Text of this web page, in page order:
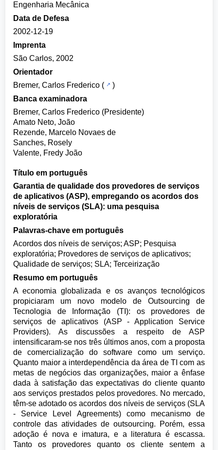
Engenharia Mecânica
Data de Defesa
2002-12-19
Imprenta
São Carlos, 2002
Orientador
Bremer, Carlos Frederico (
)
Banca examinadora
Bremer, Carlos Frederico (Presidente)
Amato Neto, João
Rezende, Marcelo Novaes de
Sanches, Rosely
Valente, Fredy João
Título em português
Garantia de qualidade dos provedores de serviços
de aplicativos (ASP), empregando os acordos dos
níveis de serviços (SLA): uma pesquisa
exploratória
Palavras-chave em português
Acordos dos níveis de serviços; ASP; Pesquisa
exploratória; Provedores de serviços de aplicativos;
Qualidade de serviços; SLA; Terceirização
Resumo em português
A economia globalizada e os avanços tecnológicos
propiciaram um novo modelo de Outsourcing de
Tecnologia de Informação (TI): os provedores de
serviços de aplicativos (ASP - Application Service
Providers). As discussões a respeito de ASP
intensificaram-se nos três últimos anos, com a proposta
de comercialização do software como um serviço.
Quanto maior a interdependência da área de TI com as
metas de negócios das organizações, maior a ênfase
dada à satisfação das expectativas do cliente quanto
aos serviços prestados pelos provedores. No mercado,
têm-se adotado os acordos dos níveis de serviços (SLA
- Service Level Agreements) como mecanismo de
controle das atividades de outsourcing. Porém, essa
adoção é nova e imatura, e a literatura é escassa.
Tanto os provedores quanto os cliente sentem a